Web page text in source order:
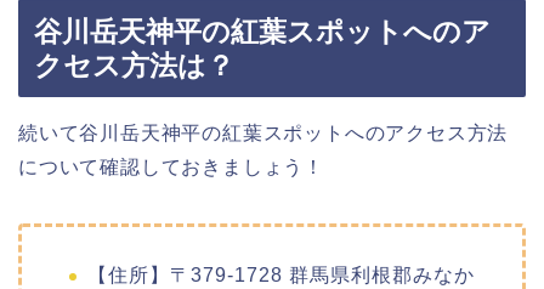
谷川岳天神平の紅葉スポットへのア
クセス方法は？
続いて谷川岳天神平の紅葉スポットへのアクセス方法
について確認しておきましょう！
【住所】〒379-1728 群馬県利根郡みなか